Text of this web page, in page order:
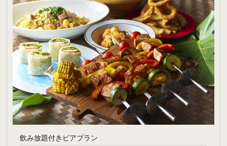
飲み放題付きビアプラン